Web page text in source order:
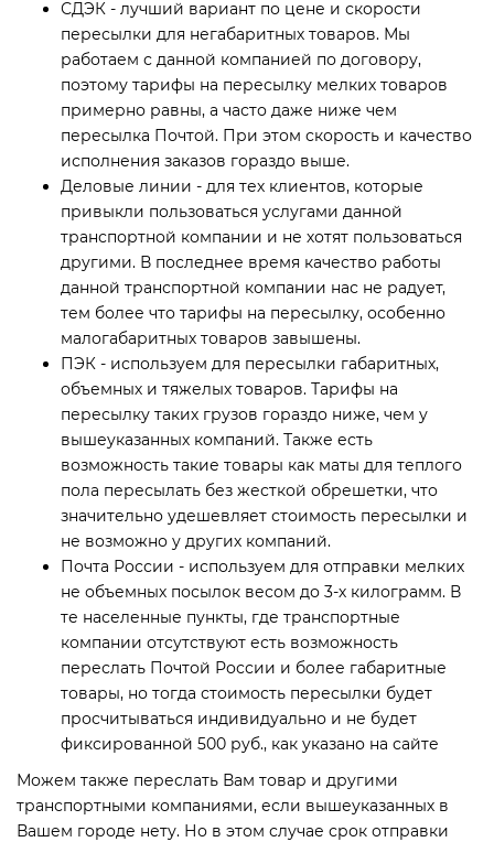
СДЭК - лучший вариант по цене и скорости
пересылки для негабаритных товаров. Мы
работаем с данной компанией по договору,
поэтому тарифы на пересылку мелких товаров
примерно равны, а часто даже ниже чем
пересылка Почтой. При этом скорость и качество
исполнения заказов гораздо выше.
Деловые линии - для тех клиентов, которые
привыкли пользоваться услугами данной
транспортной компании и не хотят пользоваться
другими. В последнее время качество работы
данной транспортной компании нас не радует,
тем более что тарифы на пересылку, особенно
малогабаритных товаров завышены.
ПЭК - используем для пересылки габаритных,
объемных и тяжелых товаров. Тарифы на
пересылку таких грузов гораздо ниже, чем у
вышеуказанных компаний. Также есть
возможность такие товары как маты для теплого
пола пересылать без жесткой обрешетки, что
значительно удешевляет стоимость пересылки и
не возможно у других компаний.
Почта России - используем для отправки мелких
не объемных посылок весом до 3-х килограмм. В
те населенные пункты, где транспортные
компании отсутствуют есть возможность
переслать Почтой России и более габаритные
товары, но тогда стоимость пересылки будет
просчитываться индивидуально и не будет
фиксированной 500 руб., как указано на сайте
Можем также переслать Вам товар и другими
транспортными компаниями, если вышеуказанных в
Вашем городе нету. Но в этом случае срок отправки